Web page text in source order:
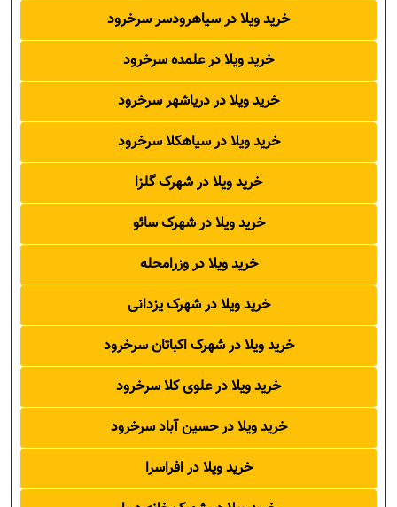
خرید ویلا در سیاهرودسر سرخرود
خرید ویلا در علمده سرخرود
خرید ویلا در دریاشهر سرخرود
خرید ویلا در سیاهکلا سرخرود
خرید ویلا در شهرک گلزا
خرید ویلا در شهرک سائو
خرید ویلا در وزرامحله
خرید ویلا در شهرک یزدانی
خرید ویلا در شهرک اکباتان سرخرود
خرید ویلا در علوی کلا سرخرود
خرید ویلا در حسین آباد سرخرود
خرید ویلا در افراسرا